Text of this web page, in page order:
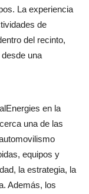
La experiencia
de
del recinto,
una
en la
una de las
equipos y
la estrategia, la
Además, los